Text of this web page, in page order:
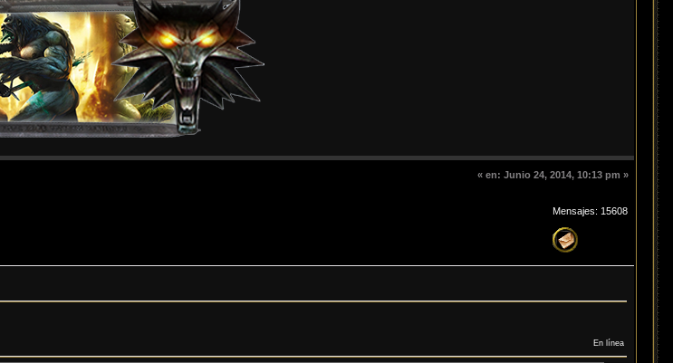
« en: Junio 24, 2014, 10:13 pm »
Mensajes: 15608
En línea